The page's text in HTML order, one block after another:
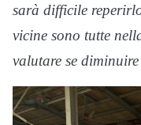
sarà difficile
vicine sono tutte
valutare se